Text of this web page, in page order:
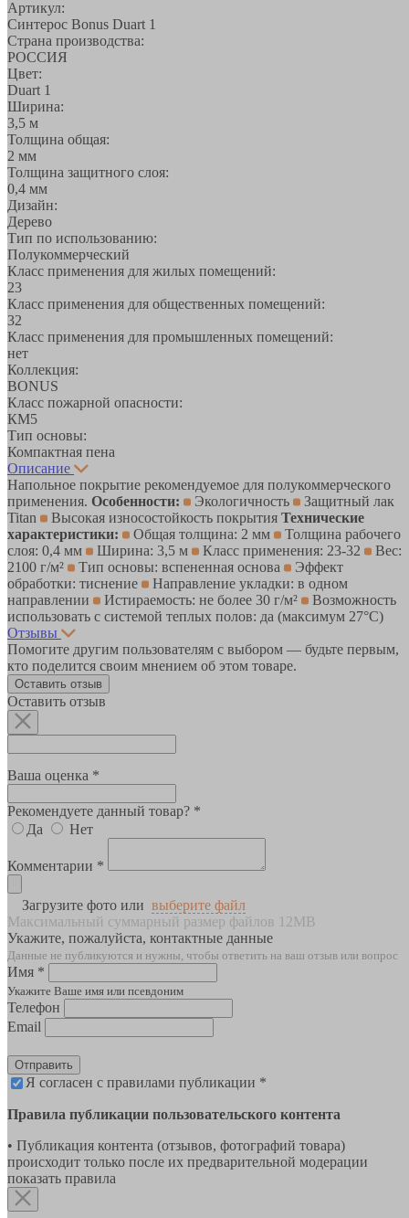
Артикул:
Синтерос Bonus Duart 1
Страна производства:
РОССИЯ
Цвет:
Duart 1
Ширина:
3,5 м
Толщина общая:
2 мм
Толщина защитного слоя:
0,4 мм
Дизайн:
Дерево
Тип по использованию:
Полукоммерческий
Класс применения для жилых помещений:
23
Класс применения для общественных помещений:
32
Класс применения для промышленных помещений:
нет
Коллекция:
BONUS
Класс пожарной опасности:
КМ5
Тип основы:
Компактная пена
Описание
Напольное покрытие рекомендуемое для полукоммерческого
применения. Особенности: Экологичность
Защитный лак
Titan
Высокая износостойкость покрытия Технические
характеристики:
Общая толщина: 2 мм
Толщина рабочего
слоя: 0,4 мм
Ширина: 3,5 м Класс применения: 23-32
Вес:
2100 г/м²
Тип основы: вспененная основа
Эффект
обработки: тиснение
Направление укладки: в одном
направлении
Истираемость: не более 30 г/м²
Возможность
использовать с системой теплых полов: да (максимум 27°C)
Отзывы
Помогите другим пользователям с выбором — будьте первым,
кто поделится своим мнением об этом товаре.
Оставить отзыв
Оставить отзыв
Ваша оценка *
Рекомендуете данный товар? *
Да
Нет
Комментарии *
Загрузите фото или выберите файл
Максимальный суммарный размер файлов 12MB
Укажите, пожалуйста, контактные данные
Данные не публикуются и нужны, чтобы ответить на ваш отзыв или вопрос
Имя *
Укажите Ваше имя или псевдоним
Телефон
Email
Отправить
Я согласен с правилами публикации *
Правила публикации пользовательского контента
• Публикация контента (отзывов, фотографий товара)
происходит только после их предварительной модерации
показать правила